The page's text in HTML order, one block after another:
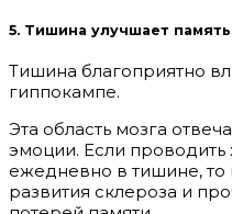
5. Тишина улучшает
Тишина благоприятно
гиппокампе.
Эта область мозга
эмоции. Если проводить
ежедневно в тишине, то
развития склероза и